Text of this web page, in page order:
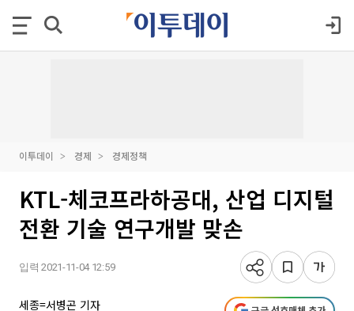
이투데이 경제 경제정책
KTL-체코프라하공대, 산업 디지털
전환 기술 연구개발 맞손
입력 2021-11-04 12:59
세종=서병곤 기자